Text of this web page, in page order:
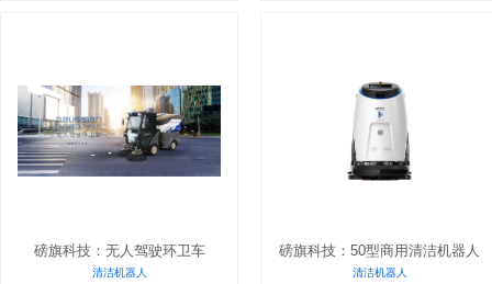
磅旗科技：无人驾驶环卫车
清洁机器人
磅旗科技：50型商用清洁机器人
清洁机器人